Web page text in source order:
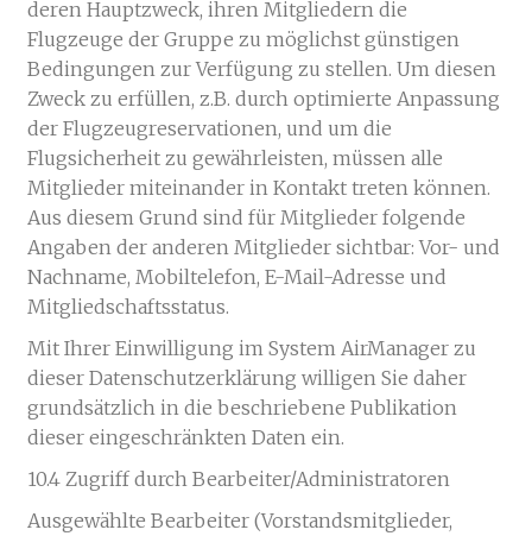
deren Hauptzweck, ihren Mitgliedern die
Flugzeuge der Gruppe zu möglichst günstigen
Bedingungen zur Verfügung zu stellen. Um diesen
Zweck zu erfüllen, z.B. durch optimierte Anpassung
der Flugzeugreservationen, und um die
Flugsicherheit zu gewährleisten, müssen alle
Mitglieder miteinander in Kontakt treten können.
Aus diesem Grund sind für Mitglieder folgende
Angaben der anderen Mitglieder sichtbar: Vor- und
Nachname, Mobiltelefon, E-Mail-Adresse und
Mitgliedschaftsstatus.
Mit Ihrer Einwilligung im System AirManager zu
dieser Datenschutzerklärung willigen Sie daher
grundsätzlich in die beschriebene Publikation
dieser eingeschränkten Daten ein.
10.4 Zugriff durch Bearbeiter/Administratoren
Ausgewählte Bearbeiter (Vorstandsmitglieder,